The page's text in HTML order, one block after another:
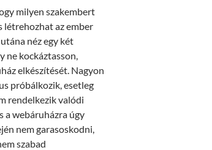
milyen szakembert
létrehozhat az ember
néz egy két
ne kockáztasson,
elkészítését. Nagyon
próbálkozik, esetleg
rendelkezik valódi
a webáruházra úgy
nem garasoskodni,
szabad